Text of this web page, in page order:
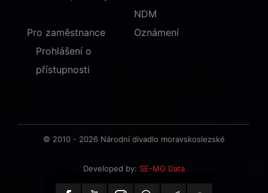
NDM
Pro zaměstnance
Oznámení
Prohlášení o
přístupnosti
© 2010 - 2026 Národní divadlo moravskoslezské
Developed by: SE-MO Data